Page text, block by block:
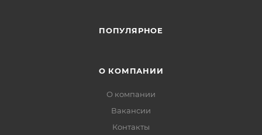
ПОПУЛЯРНОЕ
О КОМПАНИИ
О компании
Вакансии
Контакты